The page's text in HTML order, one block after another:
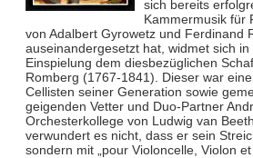
sich bereits
Kammermusik für
von Adalbert Gyrowetz und Ferdinand
auseinandergesetzt hat, widmet sich
Einspielung dem diesbezüglichen
Romberg (1767-1841). Dieser war
Cellisten seiner Generation sowie
geigenden Vetter und Duo-Partner
Orchesterkollege von Ludwig van
verwundert es nicht, dass er sein
sondern mit „pour Violoncelle, Violon et